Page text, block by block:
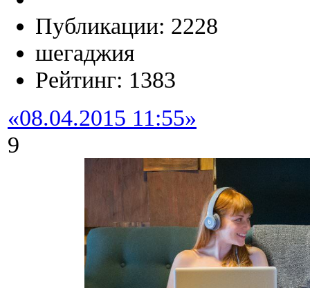
Публикации: 2228
шегаджия
Рейтинг: 1383
«08.04.2015 11:55»
9